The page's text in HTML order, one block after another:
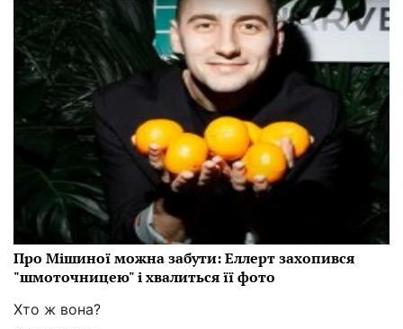
Про Мішиної можна забути: Еллерт захопився
"шмоточницею" і хвалиться її фото
Хто ж вона?